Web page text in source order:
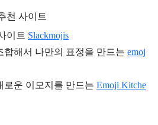
천 사이트
이트 Slackmojis
합해서 나만의 표정을 만드는 emoj
로운 이모지를 만드는 Emoji Kitche